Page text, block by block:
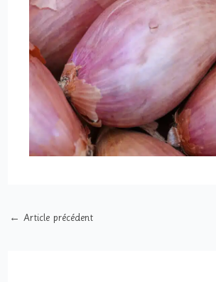
← Article précédent